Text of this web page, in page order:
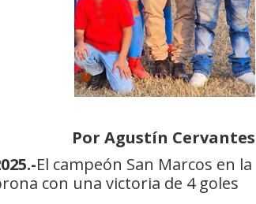
Por Agustín Cervantes
El campeón San Marcos en la
con una victoria de 4 goles